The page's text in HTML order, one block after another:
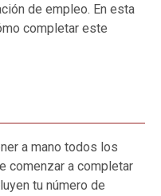
de empleo. En esta
completar este
a mano todos los
comenzar a completar
tu número de